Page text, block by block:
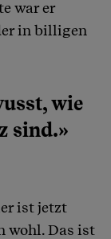
war er
in billigen
wie
sind.»
ist jetzt
wohl. Das ist